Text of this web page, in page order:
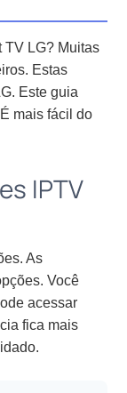
TV LG? Muitas
Estas
Este guia
mais fácil do
IPTV
As
Você
acessar
fica mais